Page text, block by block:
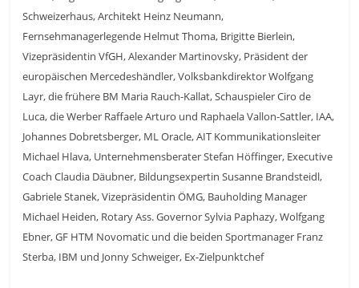
Schweizerhaus, Architekt Heinz Neumann,
Fernsehmanagerlegende Helmut Thoma, Brigitte Bierlein,
Vizepräsidentin VfGH, Alexander Martinovsky, Präsident der
europäischen Mercedeshändler, Volksbankdirektor Wolfgang
Layr, die frühere BM Maria Rauch-Kallat, Schauspieler Ciro de
Luca, die Werber Raffaele Arturo und Raphaela Vallon-Sattler, IAA,
Johannes Dobretsberger, ML Oracle, AIT Kommunikationsleiter
Michael Hlava, Unternehmensberater Stefan Höffinger, Executive
Coach Claudia Däubner, Bildungsexpertin Susanne Brandsteidl,
Gabriele Stanek, Vizepräsidentin ÖMG, Bauholding Manager
Michael Heiden, Rotary Ass. Governor Sylvia Paphazy, Wolfgang
Ebner, GF HTM Novomatic und die beiden Sportmanager Franz
Sterba, IBM und Jonny Schweiger, Ex-Zielpunktchef